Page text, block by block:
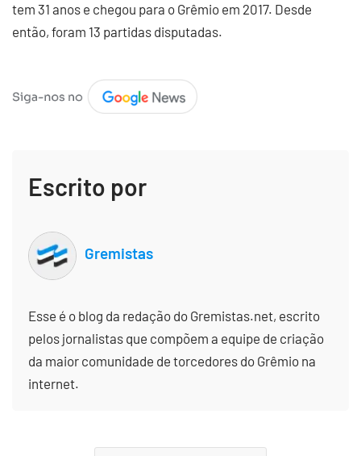
tem 31 anos e chegou para o Grêmio em 2017. Desde
então, foram 13 partidas disputadas.
Escrito por
Gremistas
Esse é o blog da redação do Gremistas.net, escrito
pelos jornalistas que compõem a equipe de criação
da maior comunidade de torcedores do Grêmio na
internet.